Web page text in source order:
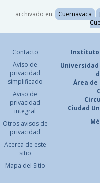
archivado en: Cuernavaca
Contacto
Aviso de
privacidad
simplificado
Aviso de
privacidad
integral
Otros avisos de
privacidad
Acerca de este
sitio
Mapa del Sitio
Instituto
Área
Ciudad